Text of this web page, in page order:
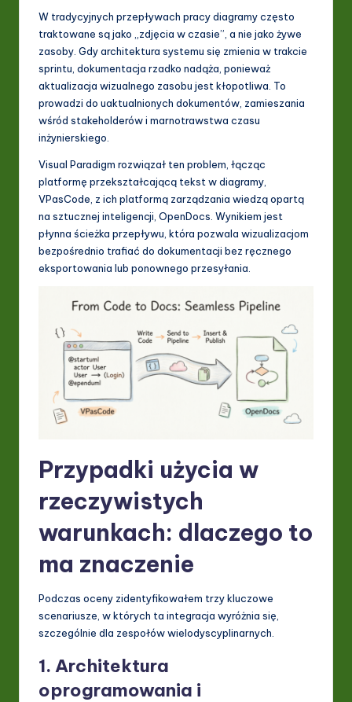
In
o
ti
o
W tradycyjnych przepływach pracy diagramy często
traktowane są jako „zdjęcia w czasie”, a nie jako żywe
zasoby. Gdy architektura systemu się zmienia w trakcie
sprintu, dokumentacja rzadko nadąża, ponieważ
aktualizacja wizualnego zasobu jest kłopotliwa. To
prowadzi do uaktualnionych dokumentów, zamieszania
wśród stakeholderów i marnotrawstwa czasu
inżynierskiego.
Visual Paradigm rozwiązał ten problem, łącząc
platformę przekształcającą tekst w diagramy,
VPasCode, z ich platformą zarządzania wiedzą opartą
na sztucznej inteligencji, OpenDocs. Wynikiem jest
płynna ścieżka przepływu, która pozwala wizualizacjom
bezpośrednio trafiać do dokumentacji bez ręcznego
eksportowania lub ponownego przesyłania.
Przypadki użycia w
rzeczywistych
warunkach: dlaczego to
ma znaczenie
Podczas oceny zidentyfikowałem trzy kluczowe
scenariusze, w których ta integracja wyróżnia się,
szczególnie dla zespołów wielodyscyplinarnych.
1. Architektura
oprogramowania i